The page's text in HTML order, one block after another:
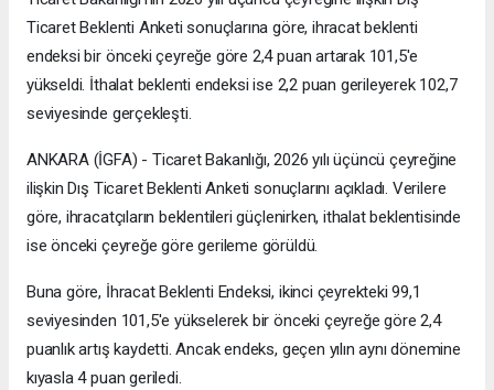
Ticaret Beklenti Anketi sonuçlarına göre, ihracat beklenti
endeksi bir önceki çeyreğe göre 2,4 puan artarak 101,5'e
yükseldi. İthalat beklenti endeksi ise 2,2 puan gerileyerek 102,7
seviyesinde gerçekleşti.
ANKARA (İGFA) - Ticaret Bakanlığı, 2026 yılı üçüncü çeyreğine
ilişkin Dış Ticaret Beklenti Anketi sonuçlarını açıkladı. Verilere
göre, ihracatçıların beklentileri güçlenirken, ithalat beklentisinde
ise önceki çeyreğe göre gerileme görüldü.
Buna göre, İhracat Beklenti Endeksi, ikinci çeyrekteki 99,1
seviyesinden 101,5'e yükselerek bir önceki çeyreğe göre 2,4
puanlık artış kaydetti. Ancak endeks, geçen yılın aynı dönemine
kıyasla 4 puan geriledi.